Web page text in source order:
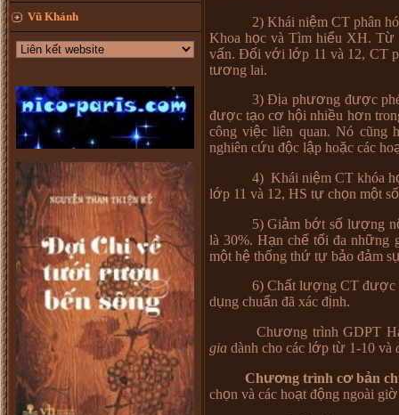
Vũ Khánh
2) Khái niệm CT phân hó
Khoa học và Tìm hiểu XH. Từ
vấn. Đối với lớp 11 và 12, CT
tương lai.
3) Địa phương được ph
được tạo cơ hội nhiều hơn
công việc liên quan. Nó cũng
nghiên cứu độc lập hoặc các ho
4) Khái niệm CT khóa h
lớp 11 và 12, HS tựchọn một số
5) Giảm bớt số lượng n
là 30%. Hạn chế tốiđa những
một hệ thống thứtựbảo đảm s
6) Chất lượng CTđược
dụng chuẩn đãxác định.
Chương trình GDPT H
giadành cho các lớp từ1-10 và
Chương trình cơbản
chọn và các hoạt động ngoài giờ